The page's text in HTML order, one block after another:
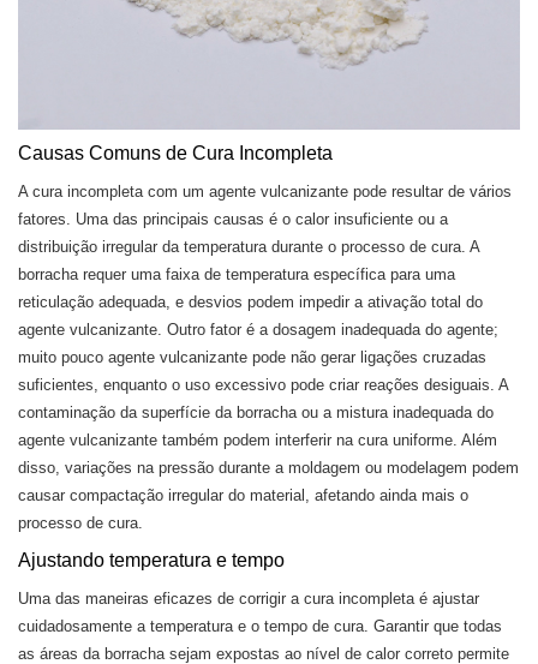
Causas Comuns de Cura Incompleta
A cura incompleta com um agente vulcanizante pode resultar de vários
fatores. Uma das principais causas é o calor insuficiente ou a
distribuição irregular da temperatura durante o processo de cura. A
borracha requer uma faixa de temperatura específica para uma
reticulação adequada, e desvios podem impedir a ativação total do
agente vulcanizante. Outro fator é a dosagem inadequada do agente;
muito pouco agente vulcanizante pode não gerar ligações cruzadas
suficientes, enquanto o uso excessivo pode criar reações desiguais. A
contaminação da superfície da borracha ou a mistura inadequada do
agente vulcanizante também podem interferir na cura uniforme. Além
disso, variações na pressão durante a moldagem ou modelagem podem
causar compactação irregular do material, afetando ainda mais o
processo de cura.
Ajustando temperatura e tempo
Uma das maneiras eficazes de corrigir a cura incompleta é ajustar
cuidadosamente a temperatura e o tempo de cura. Garantir que todas
as áreas da borracha sejam expostas ao nível de calor correto permite